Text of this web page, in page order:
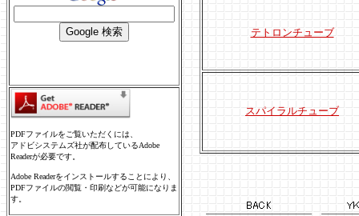
PDFファイルをご覧いただくには、
アドビシステムズ社が配布しているAdobe
Readerが必要です。
Adobe Readerをインストールすることにより、
PDFファイルの閲覧・印刷などが可能になりま
す。
テトロンチューブ
スパイラルチューブ